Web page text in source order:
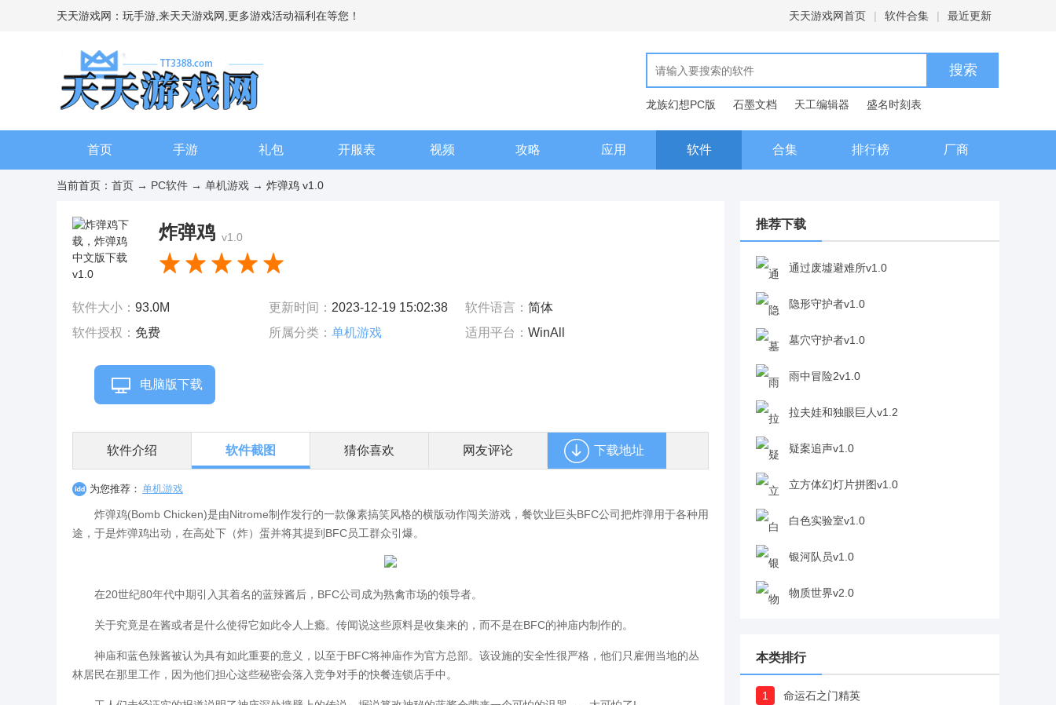
天天游戏网：玩手游,来天天游戏网,更多游戏活动福利在等您！ 天天游戏网首页 | 软件合集 | 最近更新
龙族幻想PC版 石墨文档 天工编辑器
盛名时刻表
现代汉语词典
首页 手游 礼包 开服表 视频 攻略 应用 软件 合集 排行榜 厂商
当前首页： 首页 → PC软件 → 单机游戏 → 炸弹鸡 v1.0
炸弹鸡 v1.0
软件大小： 93.0M 更新时间： 2023-12-19 15:02:38 软件语言： 简体
软件授权： 免费 所属分类： 单机游戏 适用平台： WinAll
电脑版下载
软件介绍 软件截图 猜你喜欢 网友评论 下载地址
为您推荐： 单机游戏
炸弹鸡(Bomb Chicken)是由Nitrome制作发行的一款像素搞笑风格的横版动作闯关游戏，餐饮业巨头BFC公司把炸弹用于各种用
途，于是炸弹鸡出动，在高处下（炸）蛋并将其提到BFC员工群众引爆。
在20世纪80年代中期引入其着名的蓝辣酱后，BFC公司成为熟禽市场的领导者。
关于究竟是在酱或者是什么使得它如此令人上瘾。传闻说这些原料是收集来的，而不是在BFC的神庙内制作的。
神庙和蓝色辣酱被认为具有如此重要的意义，以至于BFC将神庙作为官方总部。该设施的安全性很严格，他们只雇佣当地的丛
林居民在那里工作，因为他们担心这些秘密会落入竞争对手的快餐连锁店手中。
推荐下载
通过废墟避难所v1.0
隐形守护者v1.0
墓穴守护者v1.0
雨中冒险2v1.0
拉夫娃和独眼巨人v1.2
疑案追声v1.0
立方体幻灯片拼图v1.0
白色实验室v1.0
银河队员v1.0
物质世界v2.0
本类排行
1
命运石之门精英